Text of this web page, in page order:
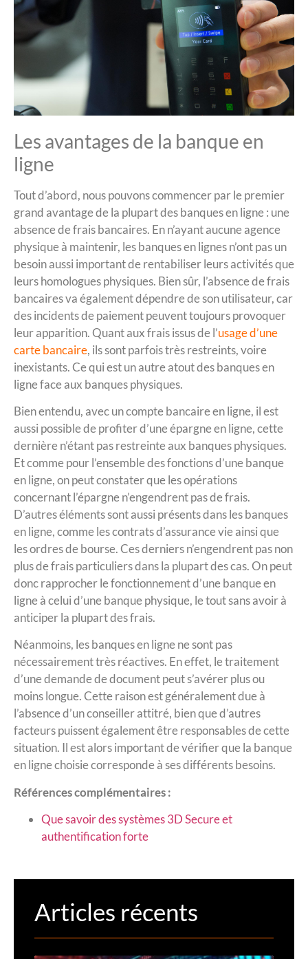
Les avantages de la banque en
ligne
Tout d’abord, nous pouvons commencer par le premier
grand avantage de la plupart des banques en ligne : une
absence de frais bancaires. En n’ayant aucune agence
physique à maintenir, les banques en lignes n’ont pas un
besoin aussi important de rentabiliser leurs activités que
leurs homologues physiques. Bien sûr, l’absence de frais
bancaires va également dépendre de son utilisateur, car
des incidents de paiement peuvent toujours provoquer
leur apparition. Quant aux frais issus de l’usage d’une
carte bancaire, ils sont parfois très restreints, voire
inexistants. Ce qui est un autre atout des banques en
ligne face aux banques physiques.
Bien entendu, avec un compte bancaire en ligne, il est
aussi possible de profiter d’une épargne en ligne, cette
dernière n’étant pas restreinte aux banques physiques.
Et comme pour l’ensemble des fonctions d’une banque
en ligne, on peut constater que les opérations
concernant l’épargne n’engendrent pas de frais.
D’autres éléments sont aussi présents dans les banques
en ligne, comme les contrats d’assurance vie ainsi que
les ordres de bourse. Ces derniers n’engendrent pas non
plus de frais particuliers dans la plupart des cas. On peut
donc rapprocher le fonctionnement d’une banque en
ligne à celui d’une banque physique, le tout sans avoir à
anticiper la plupart des frais.
Néanmoins, les banques en ligne ne sont pas
nécessairement très réactives. En effet, le traitement
d’une demande de document peut s’avérer plus ou
moins longue. Cette raison est généralement due à
l’absence d’un conseiller attitré, bien que d’autres
facteurs puissent également être responsables de cette
situation. Il est alors important de vérifier que la banque
en ligne choisie corresponde à ses différents besoins.
Références complémentaires :
Que savoir des systèmes 3D Secure et
authentification forte
Articles récents